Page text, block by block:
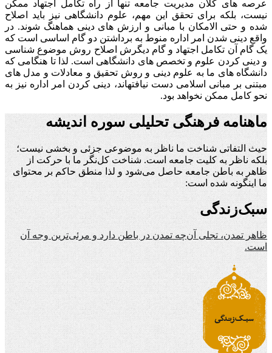
عرصه های کلان مدیریت جامعه تنها از راه تکامل اجتهاد ممکن
نیست، بلکه برای تحقق این مهم، علوم دانشگاهی نیز باید اصلاح
شده و حتی الامکان با مبانی و ارزش های دینی هماهنگ شوند. در
واقع دینی شدن امر اداره منوط به برداشتن دو گام اساسی است که
یک گام آن تکامل اجتهاد و گام دیگرش اصلاح روش موضوع شناسی
و دینی کردن علوم و تخصص های دانشگاهی است. لذا تا هنگامی که
دانشگاه های ما به علوم دینی و روش تحقیق و معادلات و مدل های
مبتنی بر مبانی اسلامی دست نیافته‏اند، دینی کردن امر اداره نیز به
نحو کامل ممکن نخواهد بود.
ماهنامه فرهنگی تحلیلی سوره اندیشه
حیث التفاتی شناخت ما ناظر به موضوعی جزئی و بخشی نیست؛
بلکه ناظر به کلیت جامعه است. شناخت کل‌نگر ما با حرکت از
ظاهر به باطن جامعه حاصل می‌شود و لذا منطق حاکم بر محتوای
ما اینگونه شده است:
سبک‌زندگی
ظاهر تمدن، تجلی آن‌چه تمدن در باطن دارد و مرئی‌ترین وجه آن
است.